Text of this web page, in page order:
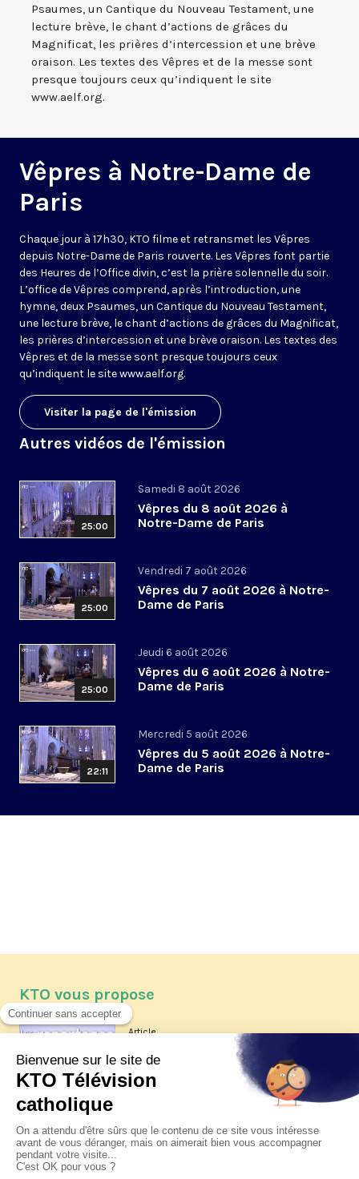
Psaumes, un Cantique du Nouveau Testament, une
lecture brève, le chant d’actions de grâces du
Magnificat, les prières d’intercession et une brève
oraison. Les textes des Vêpres et de la messe sont
presque toujours ceux qu’indiquent le site
www.aelf.org.
Vêpres à Notre-Dame de
Paris
Chaque jour à 17h30, KTO filme et retransmet les Vêpres
depuis Notre-Dame de Paris rouverte. Les Vêpres font partie
des Heures de l’Office divin, c’est la prière solennelle du soir.
L’office de Vêpres comprend, après l’introduction, une
hymne, deux Psaumes, un Cantique du Nouveau Testament,
une lecture brève, le chant d’actions de grâces du Magnificat,
les prières d’intercession et une brève oraison. Les textes des
Vêpres et de la messe sont presque toujours ceux
qu’indiquent le sitewww.aelf.org.
Visiter la page de l'émission
Autres vidéos de l'émission
25:00
Samedi 8 août 2026
Vêpres du 8 août 2026 à
Notre-Dame de Paris
25:00
Vendredi 7 août 2026
Vêpres du 7 août 2026 à Notre-
Dame de Paris
25:00
Jeudi 6 août 2026
Vêpres du 6 août 2026 à Notre-
Dame de Paris
22:11
Mercredi 5 août 2026
Vêpres du 5 août 2026 à Notre-
Dame de Paris
KTO vous propose
Article
Les reportages d'été 2026 de KTO
La visite pastorale du pape Léon
XIV à Assise à suivre sur KTO le
jeudi 6 août